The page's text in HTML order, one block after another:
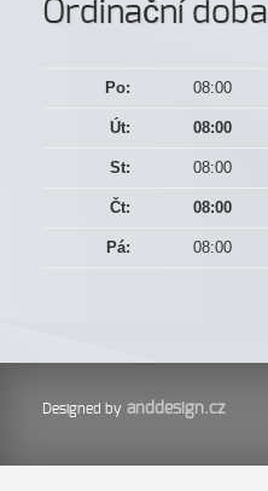
Ordinační doba
Po: 08:00
Út: 08:00
St: 08:00
Čt: 08:00
Pá: 08:00
Designed by anddesign.cz